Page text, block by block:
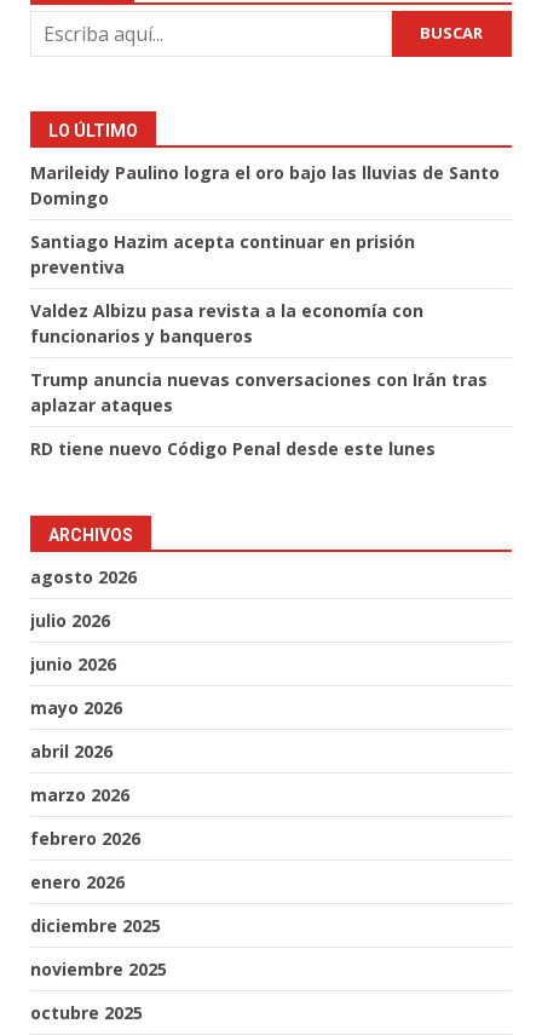
BUSCAR
LO ÚLTIMO
Marileidy Paulino logra el oro bajo las lluvias de Santo
Domingo
Santiago Hazim acepta continuar en prisión
preventiva
Valdez Albizu pasa revista a la economía con
funcionarios y banqueros
Trump anuncia nuevas conversaciones con Irán tras
aplazar ataques
RD tiene nuevo Código Penal desde este lunes
ARCHIVOS
agosto 2026
julio 2026
junio 2026
mayo 2026
abril 2026
marzo 2026
febrero 2026
enero 2026
diciembre 2025
noviembre 2025
octubre 2025